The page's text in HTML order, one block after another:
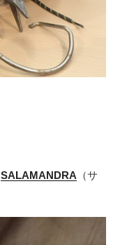
SALAMANDRA （サ